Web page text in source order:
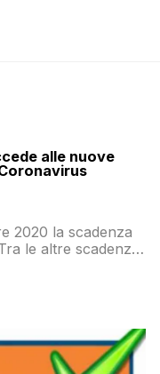
alle nuove
2020 la scadenza
le altre scadenze:
enti previdenziali,
asili nido,